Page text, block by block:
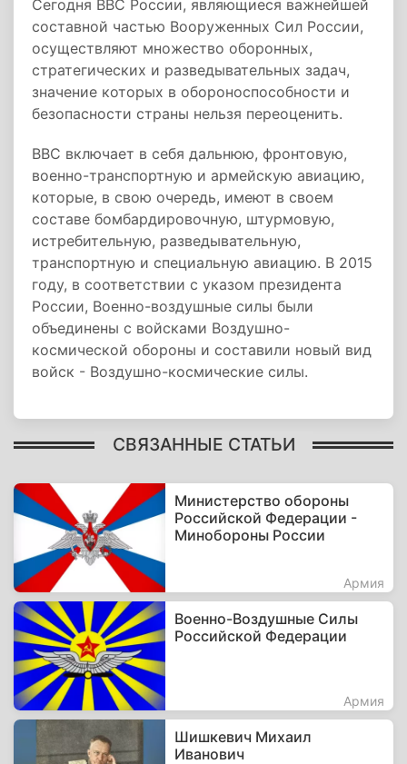
Сегодня ВВС России, являющиеся важнейшей
составной частью Вооруженных Сил России,
осуществляют множество оборонных,
стратегических и разведывательных задач,
значение которых в обороноспособности и
безопасности страны нельзя переоценить.
ВВС включает в себя дальнюю, фронтовую,
военно-транспортную и армейскую авиацию,
которые, в свою очередь, имеют в своем
составе бомбардировочную, штурмовую,
истребительную, разведывательную,
транспортную и специальную авиацию. В 2015
году, в соответствии с указом президента
России, Военно-воздушные силы были
объединены с войсками Воздушно-
космической обороны и составили новый вид
войск - Воздушно-космические силы.
СВЯЗАННЫЕ СТАТЬИ
Министерство обороны
Российской Федерации -
Минобороны России
Армия
Военно-Воздушные Силы
Российской Федерации
Армия
Шишкевич Михаил
Иванович